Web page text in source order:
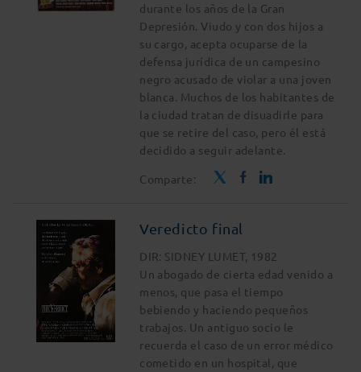
durante los años de la Gran
Depresión. Viudo y con dos hijos a
su cargo, acepta ocuparse de la
defensa jurídica de un campesino
negro acusado de violar a una joven
blanca. Muchos de los habitantes de
la ciudad tratan de disuadirle para
que se retire del caso, pero él está
decidido a seguir adelante.
Comparte:
Veredicto final
DIR: SIDNEY LUMET, 1982
Un abogado de cierta edad venido a
menos, que pasa el tiempo
bebiendo y haciendo pequeños
trabajos. Un antiguo socio le
recuerda el caso de un error médico
cometido en un hospital, que